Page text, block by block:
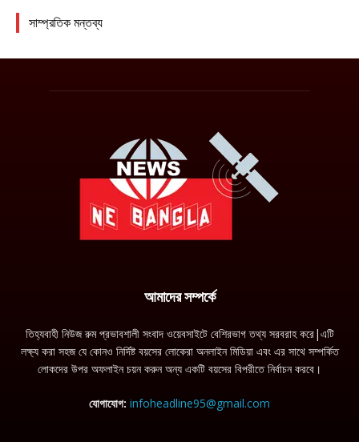
আমাদের সম্পর্কে
তিহ্যবাহী নিউজ রুম প্রভাবশালী সংবাদ ওয়েবসাইটে বেশিরভাগ তথ্য সরবরাহ করে|এটি
লক্ষ্য করা সহজ যে কোনও নির্দিষ্ট বয়সের লোকেরা অনলাইন মিডিয়া এবং এর সাথে সম্পর্কিত
লোকদের উপর অফলাইন চয়ন করুন অন্য একটি বয়সের বিপরীতে নির্বাচন করবে।
যোগাযোগ: infoheadline95@gmail.com